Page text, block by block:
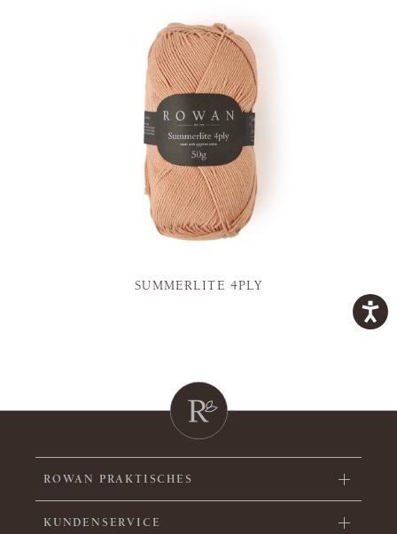
SUMMERLITE 4PLY
ROWAN PRAKTISCHES
KUNDENSERVICE